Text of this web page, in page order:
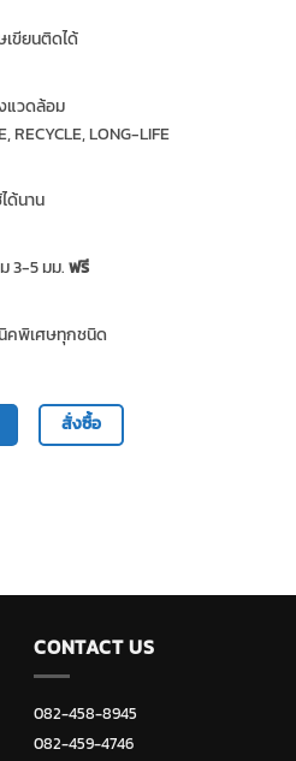
เขียนติดได้
แวดล้อม
RECYCLE, LONG-LIFE
ด้นาน
3-5 มม.ฟรี
คพิเศษทุกชนิด
สั่งซื้อ
CONTACT US
082-458-8945
082-459-4746